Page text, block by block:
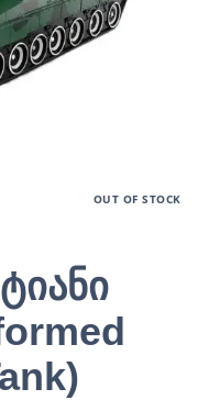
OUT OF STOCK